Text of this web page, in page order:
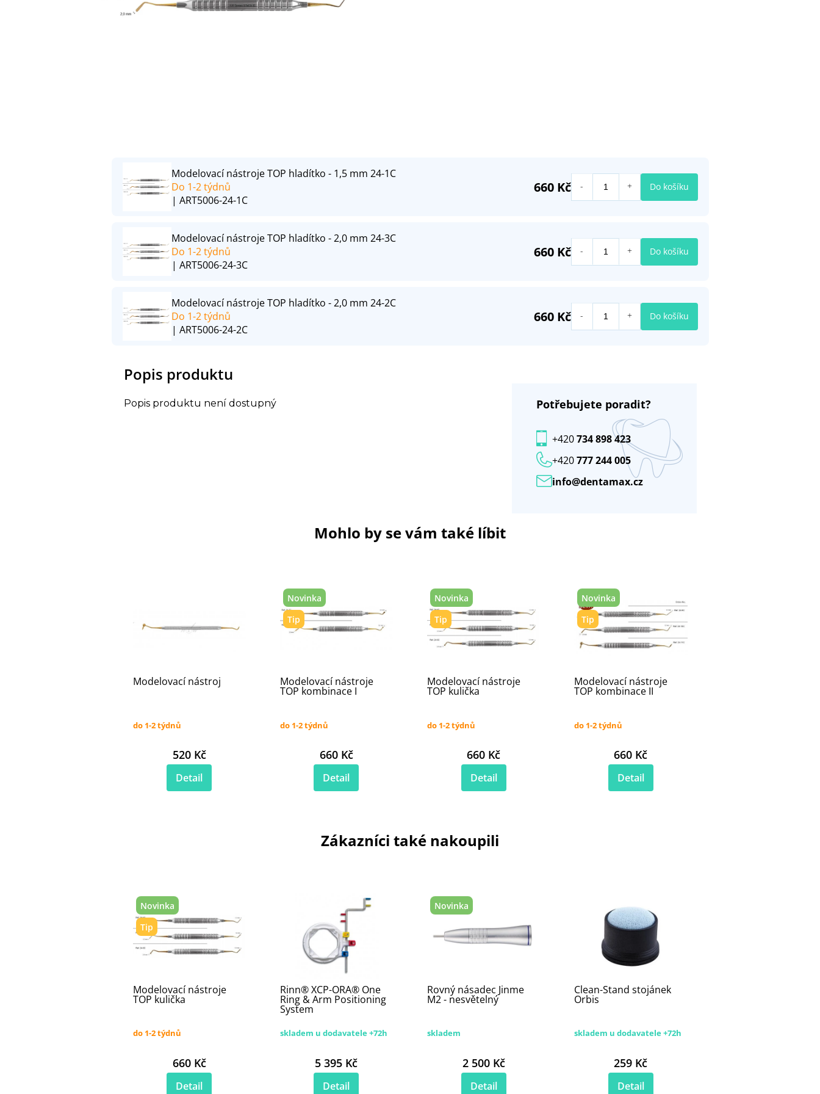
Popis produktu
Popis produktu není dostupný Potřebujete poradit?
info@dentamax.cz
+420777 244 005
+420734 898 423
Mohlo by se vám také líbit
Modelovací nástroj
do 1-2 týdnů
520 Kč
Detail
Novinka
Tip
Modelovací nástroje
TOP kombinace I
do 1-2 týdnů
660 Kč
Detail
Novinka
Tip
Modelovací nástroje
TOP kulička
do 1-2 týdnů
660 Kč
Detail
Novinka
Tip
Modelovací nástroje
TOP kombinace II
do 1-2 týdnů
660 Kč
Detail
Zákazníci také nakoupili
Novinka
Tip
Modelovací nástroje
TOP kulička
do 1-2 týdnů
660 Kč
Detail
Rinn® XCP-ORA® One
Ring & Arm Positioning
System
skladem u dodavatele +72h
5 395 Kč
Detail
Novinka
Rovný násadec Jinme
M2 - nesvětelný
skladem
2 500 Kč
Detail
Clean-Stand stojánek
Orbis
skladem u dodavatele +72h
259 Kč
Detail
Modelovací nástroje TOP hladítko - 1,5 mm 24-1C
Do 1-2 týdnů
| ART5006-24-1C
660 Kč Do košíku
Modelovací nástroje TOP hladítko - 2,0 mm 24-3C
Do 1-2 týdnů
| ART5006-24-3C
660 Kč Do košíku
Modelovací nástroje TOP hladítko - 2,0 mm 24-2C
Do 1-2 týdnů
| ART5006-24-2C
660 Kč Do košíku